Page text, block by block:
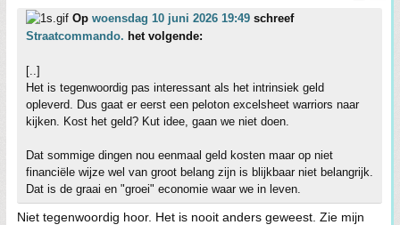
Op woensdag 10 juni 2026 19:49 schreef
Straatcommando. het volgende:
[..]
Het is tegenwoordig pas interessant als het intrinsiek geld
opleverd. Dus gaat er eerst een peloton excelsheet warriors naar
kijken. Kost het geld? Kut idee, gaan we niet doen.
Dat sommige dingen nou eenmaal geld kosten maar op niet
financiële wijze wel van groot belang zijn is blijkbaar niet belangrijk.
Dat is de graai en "groei" economie waar we in leven.
Niet tegenwoordig hoor. Het is nooit anders geweest. Zie mijn